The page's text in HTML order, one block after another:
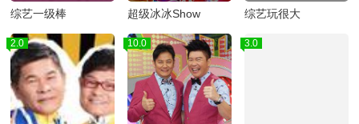
综艺一级棒 超级冰冰Show 综艺玩很大
2.0 10.0 3.0